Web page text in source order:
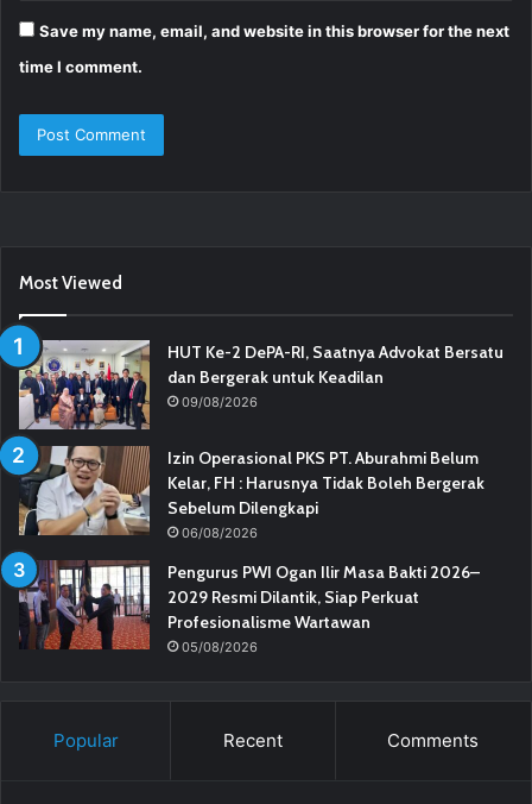
Save my name, email, and website in this browser for the next
time I comment.
Most Viewed
HUT Ke-2 DePA-RI, Saatnya Advokat Bersatu
dan Bergerak untuk Keadilan
09/08/2026
Izin Operasional PKS PT. Aburahmi Belum
Kelar, FH : Harusnya Tidak Boleh Bergerak
Sebelum Dilengkapi
06/08/2026
Pengurus PWI Ogan Ilir Masa Bakti 2026–
2029 Resmi Dilantik, Siap Perkuat
Profesionalisme Wartawan
05/08/2026
Popular Recent Comments